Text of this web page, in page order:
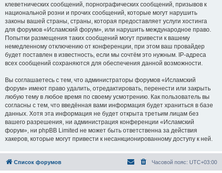
клеветнических сообщений, порнографических сообщений, призывов к
национальной розни и прочих сообщений, которые могут нарушить
законы вашей страны, страны, которая предоставляет услуги хостинга
для форумов «Исламский форум», или нарушить международное право.
Попытки размещения таких сообщений могут привести к вашему
немедленному отключению от конференции, при этом ваш провайдер
будет поставлен в известность, если мы сочтём это нужным. IP-адреса
всех сообщений сохраняются для обеспечения данной возможности.
Вы соглашаетесь с тем, что администраторы форумов «Исламский
форум» имеют право удалить, отредактировать, перенести или закрыть
любую тему в любое время по своему усмотрению. Как пользователь вы
согласны с тем, что введённая вами информация будет храниться в базе
данных. Хотя эта информация не будет открыта третьим лицам без
вашего разрешения, ни администрация конференции «Исламский
форум», ни phpBB Limited не может быть ответственна за действия
хакеров, которые могут привести к несанкционированному доступу к ней.
Список форумов Часовой пояс: UTC+03:00